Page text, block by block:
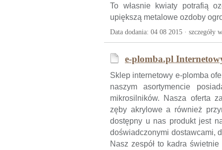
To własnie kwiaty potrafią
upiększą metalowe ozdoby
Data dodania: 04 08 2015 · szczegóły
e-plomba.pl
Sklep internetowy e-plomba
naszym asortymencie
mikrosilników. Nasza oferta
zęby akrylowe a również
dostępny u nas produkt jest
doświadczonymi dostawcami,
Nasz zespół to kadra